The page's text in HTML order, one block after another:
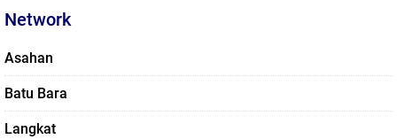
Network
Asahan
Batu Bara
Langkat